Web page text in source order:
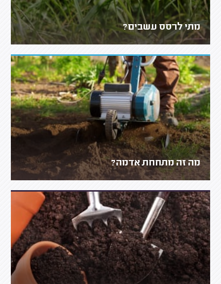
מתי לרסס עשבים?
מה זה מתחחת אדמה?